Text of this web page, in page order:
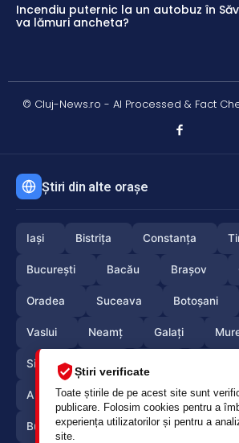
Știri verificate
Toate știrile de pe acest site sunt
publicare. Folosim cookies pentru a
experiența utilizatorilor și pentru a
site.
Incendiu puternic la un autobuz în
va lămuri ancheta?
© Cluj-News.ro - AI Processed & Fact
Știri din alte orașe
Iași Bistrița Constanța
București Bacău Brașov
Oradea Suceava Botoșani
Vaslui Neamț Galați
Sibiu
Arges Maramures Vrancea
Buzau Braila Calarasi